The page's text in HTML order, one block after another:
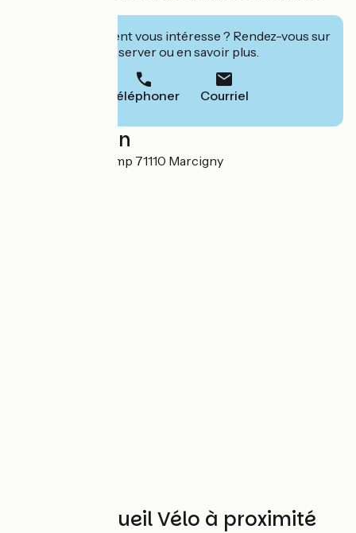
Cet établissement vous intéresse ? Rendez-vous sur
leur site pour réserver ou en savoir plus.
Téléphoner Courriel
Localisation
25, rue de Borchamp 71110 Marcigny
Autres Accueil Vélo à proximité